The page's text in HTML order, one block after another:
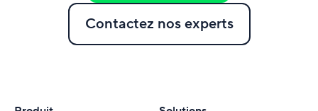
Contactez nos experts